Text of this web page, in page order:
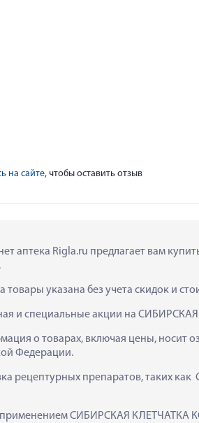
на сайте, чтобы оставить отзыв
аптека Rigla.ru предлагает вам
товары указана без учета скидок и
и специальные акции на
о товарах, включая цены, носит
Федерации.
рецептурных препаратов, таких
СИБИРСКАЯ КЛЕТЧАТКА